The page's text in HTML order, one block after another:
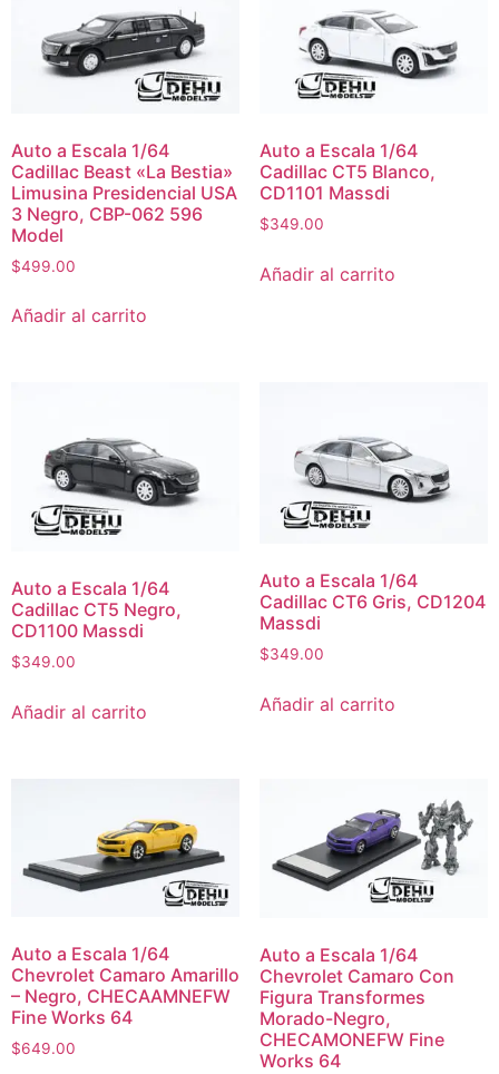
Auto a Escala 1/64
Cadillac Beast «La Bestia»
Limusina Presidencial USA
3 Negro, CBP-062 596
Model
$499.00
Añadir al carrito
Auto a Escala 1/64
Cadillac CT5 Blanco,
CD1101 Massdi
$349.00
Añadir al carrito
Auto a Escala 1/64
Cadillac CT5 Negro,
CD1100 Massdi
$349.00
Añadir al carrito
Auto a Escala 1/64
Cadillac CT6 Gris, CD1204
Massdi
$349.00
Añadir al carrito
Auto a Escala 1/64
Chevrolet Camaro Amarillo
– Negro, CHECAAMNEFW
Fine Works 64
$649.00
Auto a Escala 1/64
Chevrolet Camaro Con
Figura Transformes
Morado-Negro,
CHECAMONEFW Fine
Works 64